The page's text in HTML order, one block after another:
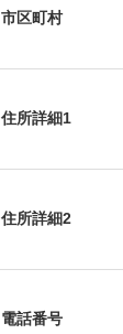
市区町村
住所詳細1
住所詳細2
電話番号